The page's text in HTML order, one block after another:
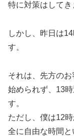
特に対策はしてき
しかし、昨日は
す。
それは、先方の
始められず、13
す。
ただし、僕は12
全に自由な時間と